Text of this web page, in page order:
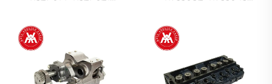
para Massey Ferguson
Massey Ferguson